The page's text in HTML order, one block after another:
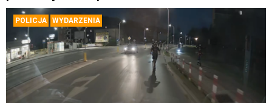
POLICJA WYDARZENIA